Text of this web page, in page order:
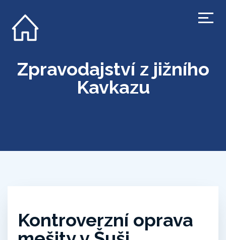
Zpravodajství z jižního
Kavkazu
Kontroverzní oprava